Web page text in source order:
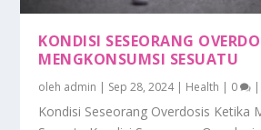
KONDISI SESEORANG
MENGKONSUMSI SESUATU
oleh admin Sep 28, 2024| Health 0
Kondisi Seseorang Overdosis Ketika